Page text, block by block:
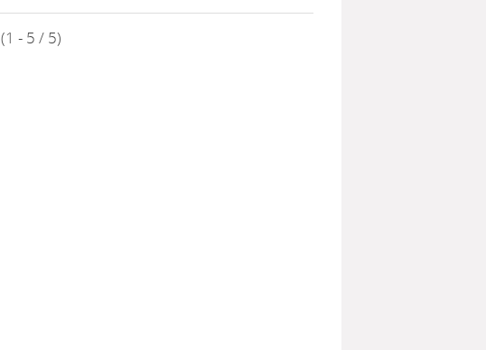
(1 - 5 / 5)